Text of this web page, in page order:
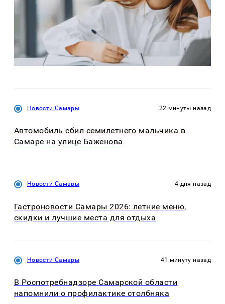
Новости Самары 22 минуты назад
Автомобиль сбил семилетнего мальчика в
Самаре на улице Баженова
Новости Самары 4 дня назад
Гастроновости Самары 2026: летние меню,
скидки и лучшие места для отдыха
Новости Самары 41 минуту назад
В Роспотребнадзоре Самарской области
напомнили о профилактике столбняка